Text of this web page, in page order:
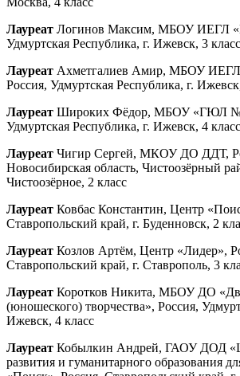
Лауреат Логинов Максим, МБОУ ИЕГЛ
Удмуртская Республика, г. Ижевск, 3 класс
Лауреат Ахметгалиев Амир, МБОУ
Россия, Удмуртская Республика, г.
Лауреат Широких Фёдор, МБОУ «ГЮЛ №
Удмуртская Республика, г. Ижевск, 4 класс
Лауреат Чигир Сергей, МКОУ ДО ДДТ,
Новосибирская область, Чистоозёрный
Чистоозёрное, 2 класс
Лауреат Ковбас Константин, Центр
Ставропольский край, г. Буденновск, 2
Лауреат Козлов Артём, Центр «Лидер»,
Ставропольский край, г. Ставрополь, 3
Лауреат Коротков Никита, МБОУ ДО
(юношеского) творчества», Россия,
Ижевск, 4 класс
Лауреат Кобылкин Андрей, ГАОУ ДОД
развития и гуманитарного образования